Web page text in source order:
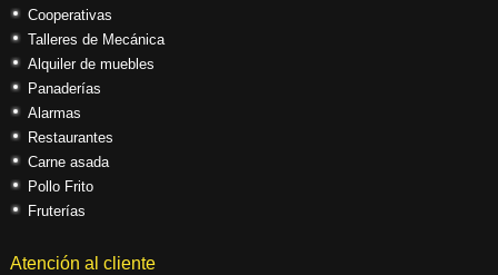
Cooperativas
Talleres de Mecánica
Alquiler de muebles
Panaderías
Alarmas
Restaurantes
Carne asada
Pollo Frito
Fruterías
Atención al cliente